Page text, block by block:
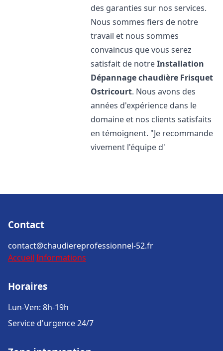
des garanties sur nos services.
Nous sommes fiers de notre
travail et nous sommes
convaincus que vous serez
satisfait de notreInstallation
Dépannage chaudière Frisquet
Ostricourt. Nous avons des
années d'expérience dans le
domaine et nos clients satisfaits
en témoignent. "Je recommande
vivement l'équipe d'
Contact
contact@chaudiereprofessionnel-52.fr
Accueil Informations
Horaires
Lun-Ven: 8h-19h
Service d'urgence 24/7